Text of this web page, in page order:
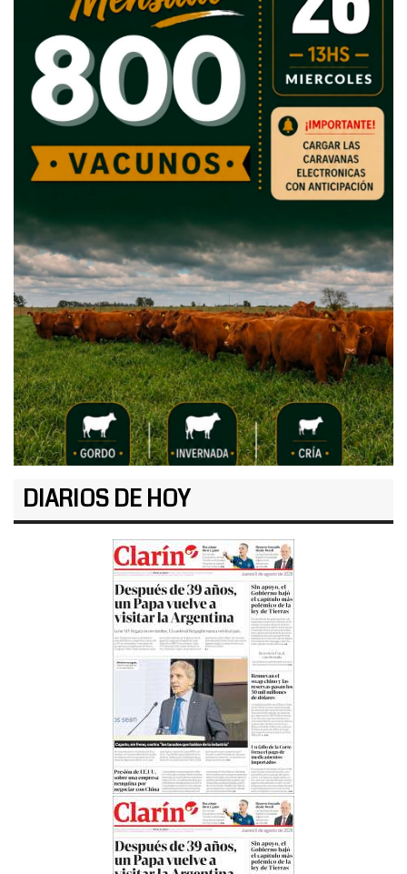
DIARIOS DE HOY